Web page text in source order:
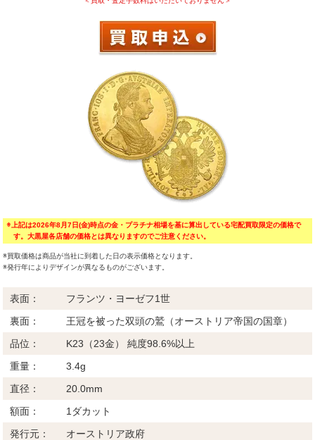
※上記は2026年8月7日(金)時点の金・プラチナ相場を基に算出している宅配買取限定の価格で
す。大黒屋各店舗の価格とは異なりますのでご注意ください。
※買取価格は商品が当社に到着した日の表示価格となります。
※発行年によりデザインが異なるものがございます。
表面：
フランツ・ヨーゼフ1世
裏面：
王冠を被った双頭の鷲（オーストリア帝国の国章）
品位：
K23（23金） 純度98.6%以上
重量：
3.4g
直径：
20.0mm
額面：
1ダカット
発行元：
オーストリア政府